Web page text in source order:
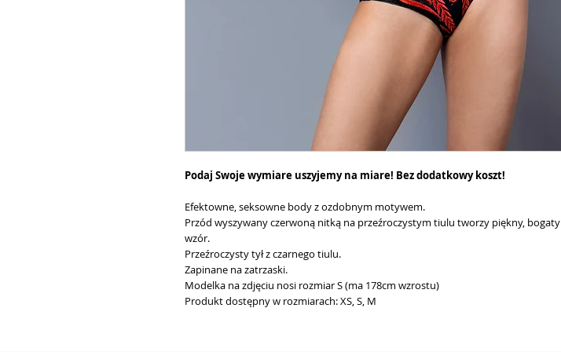
Podaj Swoje wymiare uszyjemy na miare! Bez dodatkowy koszt!
Efektowne, seksowne body z ozdobnym motywem.
Przód wyszywany czerwoną nitką na przeźroczystym tiulu tworzy piękny, bogaty
wzór.
Przeźroczysty tył z czarnego tiulu.
Zapinane na zatrzaski.
Modelka na zdjęciu nosi rozmiar S (ma 178cm wzrostu)
Produkt dostępny w rozmiarach: XS, S, M